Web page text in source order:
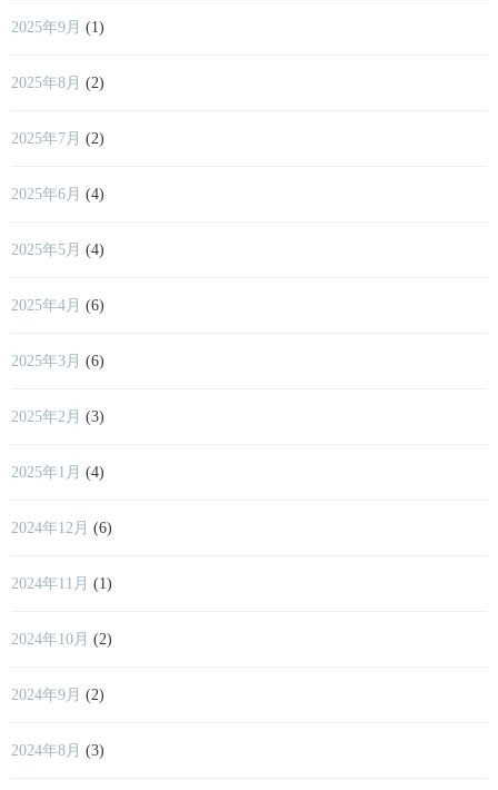
2025年9月 (1)
2025年8月 (2)
2025年7月 (2)
2025年6月 (4)
2025年5月 (4)
2025年4月 (6)
2025年3月 (6)
2025年2月 (3)
2025年1月 (4)
2024年12月 (6)
2024年11月 (1)
2024年10月 (2)
2024年9月 (2)
2024年8月 (3)